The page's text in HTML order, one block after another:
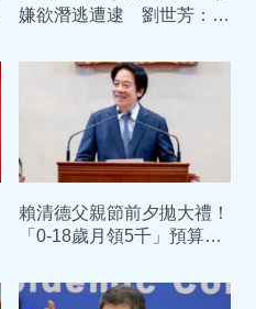
嫌欲潛逃遭逮 劉世芳：涉
賴清德父親節前夕拋大禮！
「0-18歲月領5千」預算入
時